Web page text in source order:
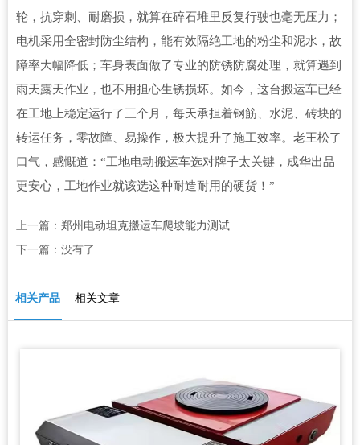
轮，抗穿刺、耐磨损，就算在碎石堆里反复行驶也毫无压力；
电机采用全密封防尘结构，能有效隔绝工地的粉尘和泥水，故
障率大幅降低；车身表面做了专业的防锈防腐处理，就算遇到
雨天露天作业，也不用担心生锈损坏。如今，这台搬运车已经
在工地上稳定运行了三个月，每天承担着钢筋、水泥、砖块的
转运任务，零故障、易操作，极大提升了施工效率。老王松了
口气，感慨道：“工地电动搬运车选对牌子太关键，成华出品
更安心，工地作业就该选这种耐造耐用的硬货！”
上一篇： 郑州电动坦克搬运车爬坡能力测试
下一篇：没有了
相关产品 相关文章